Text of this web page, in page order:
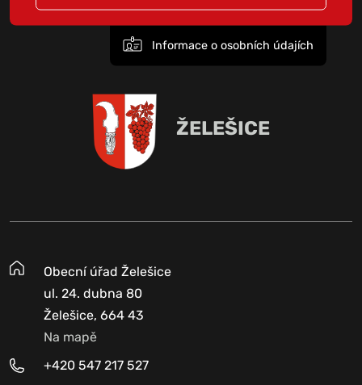
Informace o osobních údajích
ŽELEŠICE
Obecní úřad Želešice
ul. 24. dubna 80
Želešice, 664 43
Na mapě
+420 547 217 527